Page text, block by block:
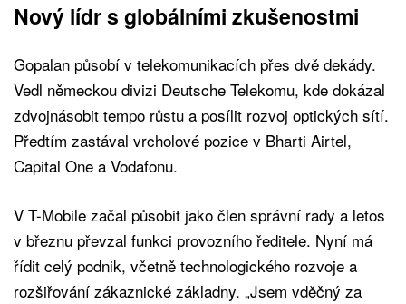
Nový lídr s globálními zkušenostmi
Gopalan působí v telekomunikacích přes dvě dekády.
Vedl německou divizi Deutsche Telekomu, kde dokázal
zdvojnásobit tempo růstu a posílit rozvoj optických sítí.
Předtím zastával vrcholové pozice v Bharti Airtel,
Capital One a Vodafonu.
V T-Mobile začal působit jako člen správní rady a letos
v březnu převzal funkci provozního ředitele. Nyní má
řídit celý podnik, včetně technologického rozvoje a
rozšiřování zákaznické základny. „Jsem vděčný za